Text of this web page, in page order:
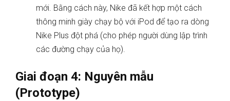
mới. Bằng cách này, Nike đã kết hợp một cách
thông minh giày chạy bộ với iPod để tạo ra dòng
Nike Plus đột phá (cho phép người dùng lập trình
các đường chạy của họ).
Giai đoạn 4: Nguyên mẫu
(Prototype)